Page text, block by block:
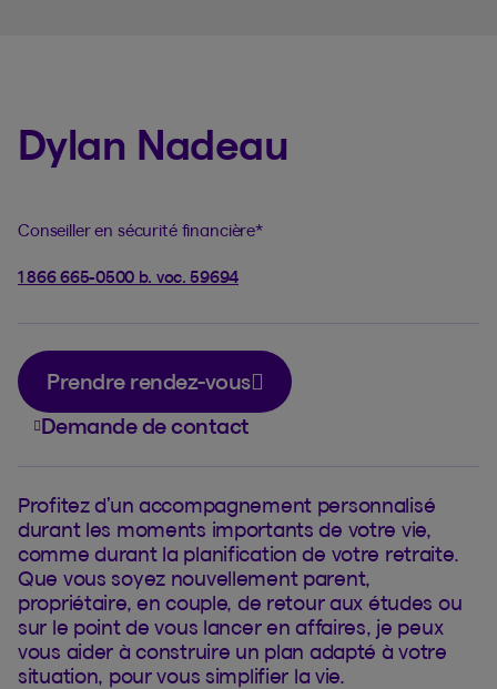
Dylan Nadeau
Conseiller en sécurité financière*
1 866 665-0500 b. voc. 59694
Demande de contact
Prendre rendez-vous
Profitez d’un accompagnement personnalisé
durant les moments importants de votre vie,
comme durant la planification de votre retraite.
Que vous soyez nouvellement parent,
propriétaire, en couple, de retour aux études ou
sur le point de vous lancer en affaires, je peux
vous aider à construire un plan adapté à votre
situation, pour vous simplifier la vie.